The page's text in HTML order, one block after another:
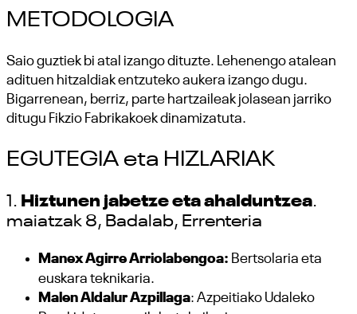
METODOLOGIA
Saio guztiek bi atal izango dituzte. Lehenengo atalean
adituen hitzaldiak entzuteko aukera izango dugu.
Bigarrenean, berriz, parte hartzaileak jolasean jarriko
ditugu Fikzio Fabrikakoek dinamizatuta.
EGUTEGIA eta HIZLARIAK
1. Hiztunen jabetze eta ahalduntzea.
maiatzak 8, Badalab, Errenteria
Manex Agirre Arriolabengoa: Bertsolaria eta
euskara teknikaria.
Malen Aldalur Azpillaga: Azpeitiako Udaleko